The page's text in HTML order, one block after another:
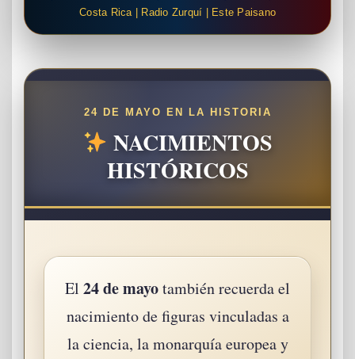
Costa Rica | Radio Zurquí | Este Paisano
24 DE MAYO EN LA HISTORIA
NACIMIENTOS
HISTÓRICOS
El 24 de mayotambién recuerda el
nacimiento de figuras vinculadas a
la ciencia, la monarquía europea y